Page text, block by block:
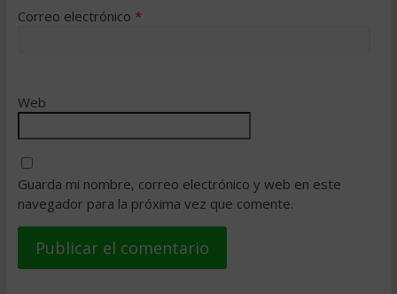
Correo electrónico *
Web
Guarda mi nombre, correo electrónico y web en este
navegador para la próxima vez que comente.